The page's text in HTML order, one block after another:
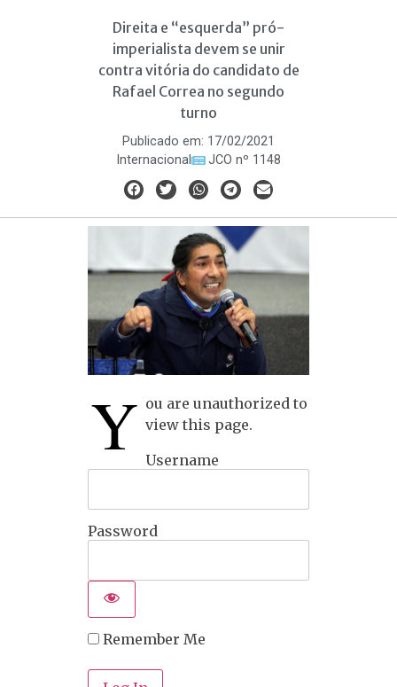
Direita e “esquerda” pró-
imperialista devem se unir
contra vitória do candidato de
Rafael Correa no segundo
turno
Publicado em: 17/02/2021
Internacional
JCO nº 1148
Y ou are unauthorized to
view this page.
Username
Password
Remember Me